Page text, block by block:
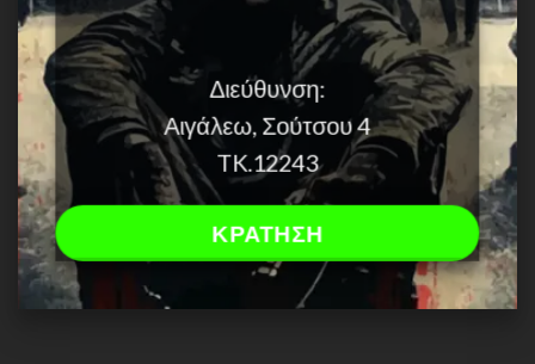
Διεύθυνση:
Αιγάλεω, Σούτσου 4
TK.12243
ΚΡΑΤΗΣΗ